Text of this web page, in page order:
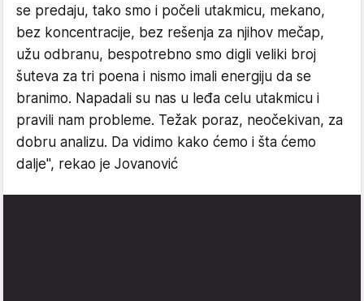
se predaju, tako smo i počeli utakmicu, mekano,
bez koncentracije, bez rešenja za njihov mečap,
užu odbranu, bespotrebno smo digli veliki broj
šuteva za tri poena i nismo imali energiju da se
branimo. Napadali su nas u leđa celu utakmicu i
pravili nam probleme. Težak poraz, neočekivan, za
dobru analizu. Da vidimo kako ćemo i šta ćemo
dalje", rekao je Jovanović